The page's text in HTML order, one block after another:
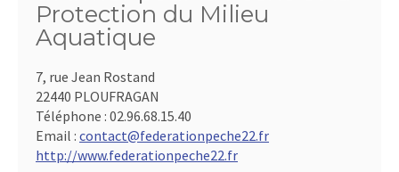
Protection du Milieu
Aquatique
7, rue Jean Rostand
22440 PLOUFRAGAN
Téléphone : 02.96.68.15.40
Email : contact@federationpeche22.fr
http://www.federationpeche22.fr